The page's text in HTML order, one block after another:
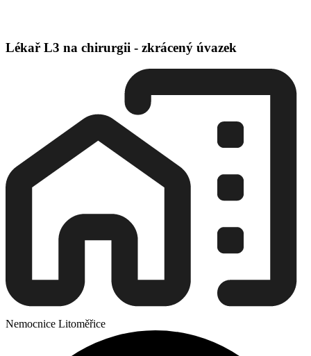
Lékař L3 na chirurgii - zkrácený úvazek
Nemocnice Litoměřice